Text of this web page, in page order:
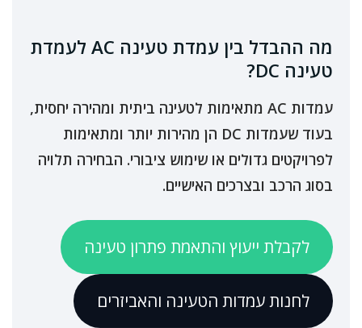
מה ההבדל בין עמדת טעינה AC לעמדת
טעינה DC?
עמדות AC מתאימות לטעינה ביתית ומהירה יחסית,
בעוד שעמדות DC הן מהירות יותר ומתאימות
לפרויקטים גדולים או שימוש ציבורי. הבחירה תלויה
בסוג הרכב ובצרכים האישיים.
לקבלת ייעוץ והתאמת פתרון טעינה
לחנות עמדות הטעינה והאביזרים